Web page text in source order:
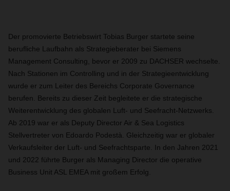
Der promovierte Betriebswirt Tobias Burger startete seine
berufliche Laufbahn als Strategieberater bei Siemens
Management Consulting, bevor er 2009 zu DACHSER wechselte.
Nach Stationen im Controlling und in der Strategieentwicklung
wurde er zum Leiter des Bereichs Corporate Governance
berufen. Bereits zu dieser Zeit begleitete er die strategische
Weiterentwicklung des globalen Luft- und Seefracht-Netzwerks.
Ab 2019 war er als Deputy Director Air & Sea Logistics
Stellvertreter von Edoardo Podestà. Gleichzeitig war er globaler
Verkaufsleiter der Luft- und Seefrachtsparte. In den Jahren 2021
und 2022 führte Burger als Managing Director die operative
Business Unit ASL EMEA mit großem Erfolg.